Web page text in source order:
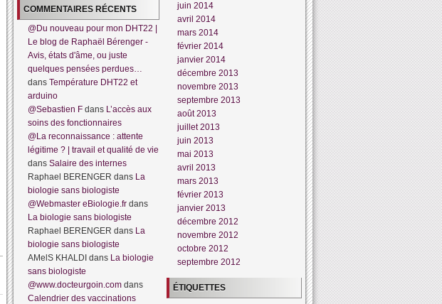
COMMENTAIRES RÉCENTS
@Du nouveau pour mon DHT22 |
Le blog de Raphaël Bérenger -
Avis, états d'âme, ou juste
quelques pensées perdues…
dans Température DHT22 et
arduino
@Sebastien F dans L’accès aux
soins des fonctionnaires
@La reconnaissance : attente
légitime ? | travail et qualité de vie
dans Salaire des internes
Raphael BERENGER dans La
biologie sans biologiste
@Webmaster eBiologie.fr dans
La biologie sans biologiste
Raphael BERENGER dans La
biologie sans biologiste
AMelS KHALDI dans La biologie
sans biologiste
@www.docteurgoin.com dans
Calendrier des vaccinations
juin 2014
avril 2014
mars 2014
février 2014
janvier 2014
décembre 2013
novembre 2013
septembre 2013
août 2013
juillet 2013
juin 2013
mai 2013
avril 2013
mars 2013
février 2013
janvier 2013
décembre 2012
novembre 2012
octobre 2012
septembre 2012
ÉTIQUETTES